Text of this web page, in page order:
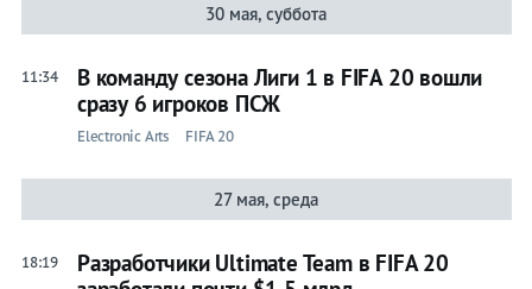
30 мая, суббота
11:34
В команду сезона Лиги 1 в FIFA 20 вошли
сразу 6 игроков ПСЖ
Electronic Arts FIFA 20
27 мая, среда
18:19
Разработчики Ultimate Team в FIFA 20